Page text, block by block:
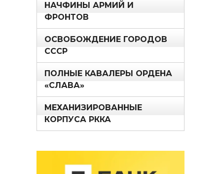
НАЧФИНЫ АРМИЙ И
ФРОНТОВ
ОСВОБОЖДЕНИЕ ГОРОДОВ
СССР
ПОЛНЫЕ КАВАЛЕРЫ ОРДЕНА
«СЛАВА»
МЕХАНИЗИРОВАННЫЕ
КОРПУСА РККА